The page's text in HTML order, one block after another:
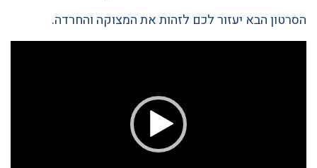
הסרטון הבא יעזור לכם לזהות את המצוקה והחרדה.